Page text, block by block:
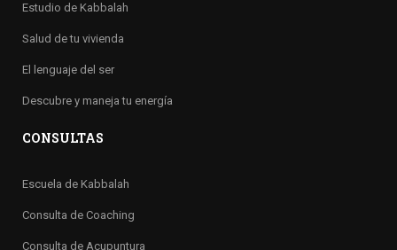
Estudio de Kabbalah
Salud de tu vivienda
El lenguaje del ser
Descubre y maneja tu energía
CONSULTAS
Escuela de Kabbalah
Consulta de Coaching
Consulta de Acupuntura